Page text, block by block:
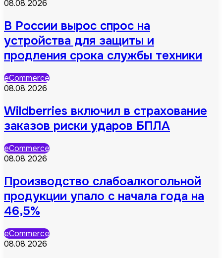
08.08.2026
В России вырос спрос на
устройства для защиты и
продления срока службы техники
eCommerce
08.08.2026
Wildberries включил в страхование
заказов риски ударов БПЛА
eCommerce
08.08.2026
Производство слабоалкогольной
продукции упало с начала года на
46,5%
eCommerce
08.08.2026